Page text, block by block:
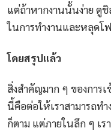
แต่ถ้าหากงานนั้นง่าย ดู
ในการทำงานและหลุดโ
โดยสรุปแล้ว
สิ่งสำคัญมาก ๆ ของการ
นี้คือต่อให้เราสามารถท
ก็ตาม แต่ภายในลึก ๆ เร